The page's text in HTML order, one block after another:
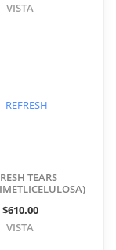
VISTA
TEARS
$610.00
VISTA